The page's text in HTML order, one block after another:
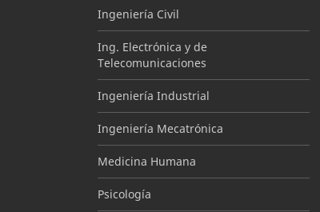
Ingeniería Civil
Ing. Electrónica y de
Telecomunicaciones
Ingeniería Industrial
Ingeniería Mecatrónica
Medicina Humana
Psicología